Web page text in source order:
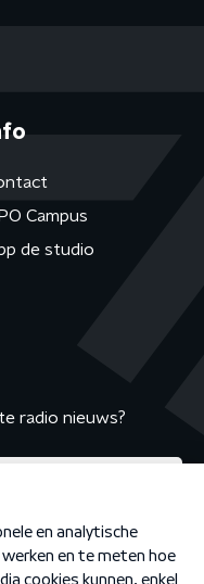
Campus
de studio
radio nieuws?